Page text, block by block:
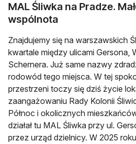
MAL Śliwka na Pradze.
wspólnota
Znajdujemy się na warszawskich
kwartale między ulicami Gersona,
Schernera. Już same nazwy
rodowód tego miejsca. W tej
przestrzeni toczy się dziś życie
zaangażowaniu Rady Kolonii
Północ i okolicznych
działał tu MAL Śliwka przy ul.
przez urząd dzielnicy. W 2025